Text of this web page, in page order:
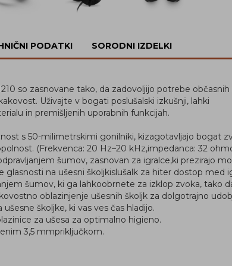
PODATKI SORODNI IZDELKI
so zasnovane tako, da zadovoljijo potrebe občasnih
Uživajte v bogati poslušalski izkušnji, lahki
in premišljenih uporabnih funkcijah.
s 50-milimetrskimi gonilniki, kizagotavljajo bogat
(Frekvenca: 20 Hz–20 kHz,impedanca: 32
šumov, zasnovan za igralce,ki prezirajo
glasnosti na ušesni školjkislušalk za hiter dostop med
šumov, ki ga lahkoobrnete za izklop zvoka, tako
oblazinjenje ušesnih školjk za dolgotrajno
ušesne školjke, ki vas ves čas hladijo.
za ušesa za optimalno higieno.
3,5 mmpriključkom.